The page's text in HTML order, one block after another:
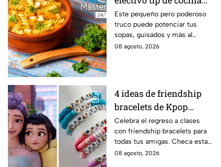
de las abuelas para
darle sabor extra al
caldillo
Este pequeño pero poderoso
truco puede potenciar tus
sopas, guisados y más al
máximo.
08 agosto, 2026
4 ideas de friendship
bracelets de Kpop
Demon Hunters para
intercambiar con tus
mejores amigas este
regreso a clases
Celebra el regreso a clases
con friendship bracelets para
todas tus amigas. Checa estas
4 ideas inspiradas en Kpop
08 agosto, 2026